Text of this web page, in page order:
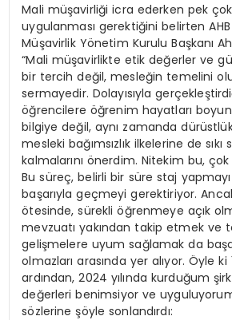
Mali müşavirliği icra ederken pek
uygulanması gerektiğini belirten
Müşavirlik Yönetim Kurulu Başkanı
“Mali müşavirlikte etik değerler ve
bir tercih değil, mesleğin temelini
sermayedir. Dolayısıyla
öğrencilere öğrenim hayatları
bilgiye değil, aynı zamanda
mesleki bağımsızlık ilkelerine de sıkı
kalmalarını önerdim. Nitekim bu,
Bu süreç, belirli bir süre staj yapmayı
başarıyla geçmeyi gerektiriyor.
ötesinde, sürekli öğrenmeye açık
mevzuatı yakından takip etmek ve
gelişmelere uyum sağlamak da
olmazları arasında yer alıyor. Öyle ki
ardından, 2024 yılında kurduğum
değerleri benimsiyor ve
sözlerine şöyle sonlandırdı: